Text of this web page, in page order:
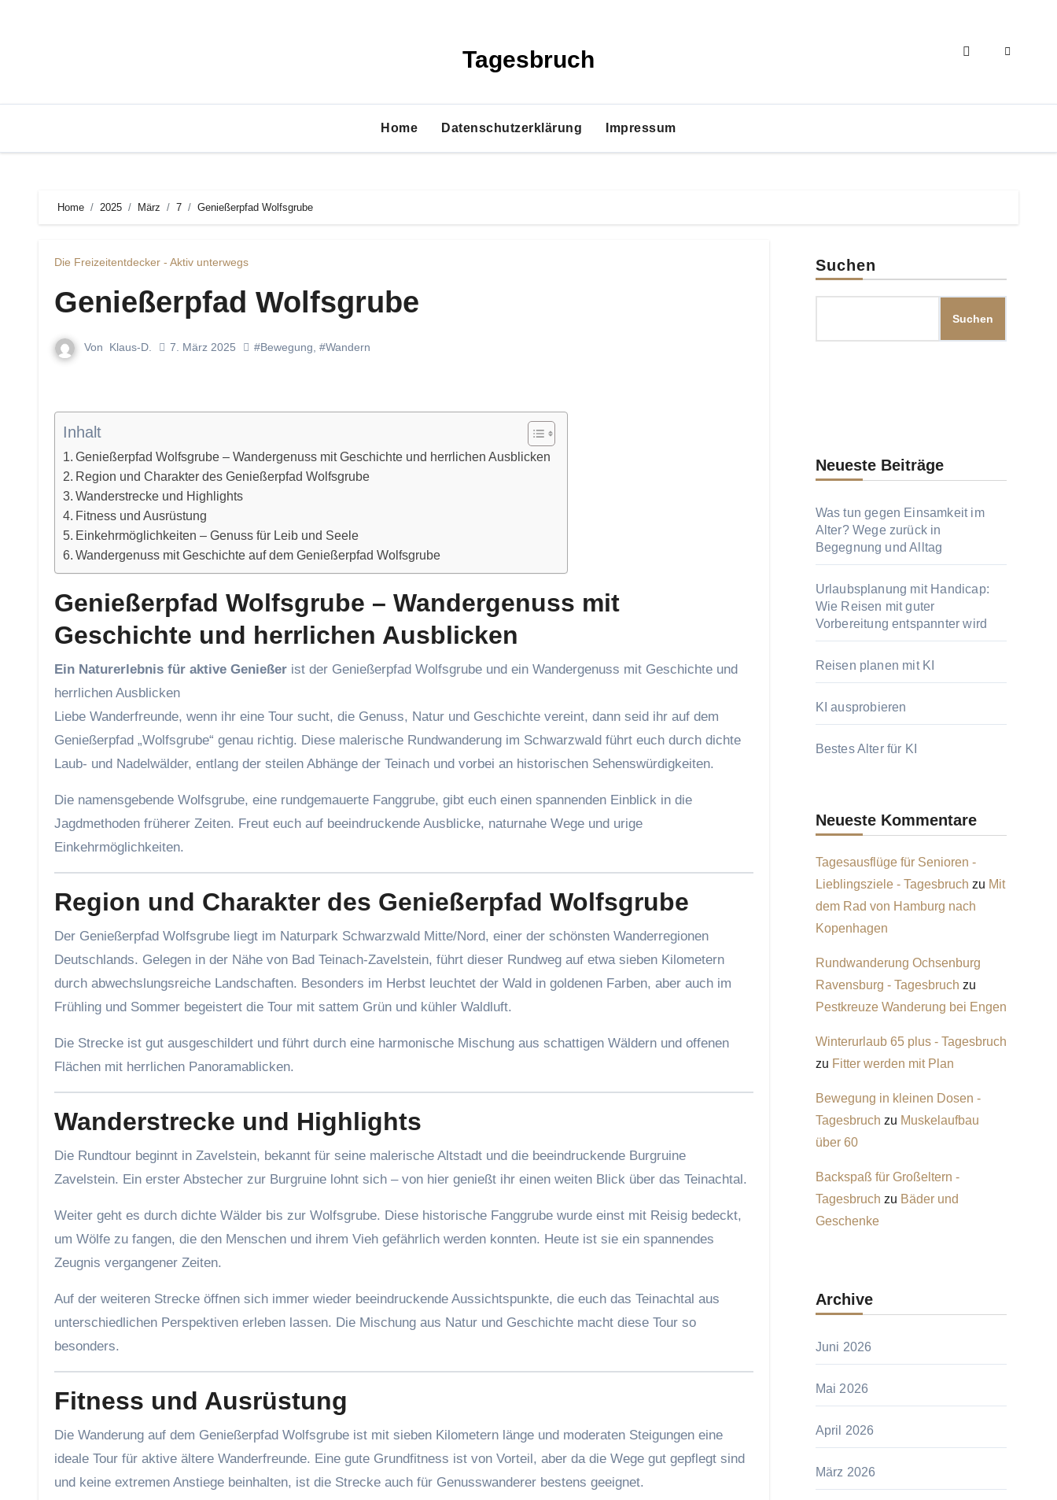
Tagesbruch
Home Datenschutzerklärung Impressum
Home 2025 März 7 Genießerpfad Wolfsgrube
Die Freizeitentdecker - Aktiv unterwegs
Genießerpfad Wolfsgrube
Von Klaus-D. 7. März 2025 #Bewegung, #Wandern
Inhalt
Genießerpfad Wolfsgrube – Wandergenuss mit Geschichte und herrlichen Ausblicken
Region und Charakter des Genießerpfad Wolfsgrube
Wanderstrecke und Highlights
Fitness und Ausrüstung
Einkehrmöglichkeiten – Genuss für Leib und Seele
Wandergenuss mit Geschichte auf dem Genießerpfad Wolfsgrube
Genießerpfad Wolfsgrube – Wandergenuss mit
Geschichte und herrlichen Ausblicken
Ein Naturerlebnis für aktive Genießer ist der Genießerpfad Wolfsgrube und ein Wandergenuss mit Geschichte und
herrlichen Ausblicken
Liebe Wanderfreunde, wenn ihr eine Tour sucht, die Genuss, Natur und Geschichte vereint, dann seid ihr auf dem
Genießerpfad „Wolfsgrube“ genau richtig. Diese malerische Rundwanderung im Schwarzwald führt euch durch dichte
Laub- und Nadelwälder, entlang der steilen Abhänge der Teinach und vorbei an historischen Sehenswürdigkeiten.
Die namensgebende Wolfsgrube, eine rundgemauerte Fanggrube, gibt euch einen spannenden Einblick in die
Jagdmethoden früherer Zeiten. Freut euch auf beeindruckende Ausblicke, naturnahe Wege und urige
Einkehrmöglichkeiten.
Region und Charakter des Genießerpfad Wolfsgrube
Der Genießerpfad Wolfsgrube liegt im Naturpark Schwarzwald Mitte/Nord, einer der schönsten Wanderregionen
Deutschlands. Gelegen in der Nähe von Bad Teinach-Zavelstein, führt dieser Rundweg auf etwa sieben Kilometern
durch abwechslungsreiche Landschaften. Besonders im Herbst leuchtet der Wald in goldenen Farben, aber auch im
Frühling und Sommer begeistert die Tour mit sattem Grün und kühler Waldluft.
Die Strecke ist gut ausgeschildert und führt durch eine harmonische Mischung aus schattigen Wäldern und offenen
Flächen mit herrlichen Panoramablicken.
Wanderstrecke und Highlights
Die Rundtour beginnt in Zavelstein, bekannt für seine malerische Altstadt und die beeindruckende Burgruine
Zavelstein. Ein erster Abstecher zur Burgruine lohnt sich – von hier genießt ihr einen weiten Blick über das Teinachtal.
Weiter geht es durch dichte Wälder bis zur Wolfsgrube. Diese historische Fanggrube wurde einst mit Reisig bedeckt,
um Wölfe zu fangen, die den Menschen und ihrem Vieh gefährlich werden konnten. Heute ist sie ein spannendes
Zeugnis vergangener Zeiten.
Auf der weiteren Strecke öffnen sich immer wieder beeindruckende Aussichtspunkte, die euch das Teinachtal aus
unterschiedlichen Perspektiven erleben lassen. Die Mischung aus Natur und Geschichte macht diese Tour so
besonders.
Fitness und Ausrüstung
Die Wanderung auf dem Genießerpfad Wolfsgrube ist mit sieben Kilometern länge und moderaten Steigungen eine
ideale Tour für aktive ältere Wanderfreunde. Eine gute Grundfitness ist von Vorteil, aber da die Wege gut gepflegt sind
und keine extremen Anstiege beinhalten, ist die Strecke auch für Genusswanderer bestens geeignet.
Suchen
Suchen
Neueste Beiträge
Was tun gegen Einsamkeit im
Alter? Wege zurück in
Begegnung und Alltag
Urlaubsplanung mit Handicap:
Wie Reisen mit guter
Vorbereitung entspannter wird
Reisen planen mit KI
KI ausprobieren
Bestes Alter für KI
Neueste Kommentare
Tagesausflüge für Senioren -
Lieblingsziele - Tagesbruch zu Mit
dem Rad von Hamburg nach
Kopenhagen
Rundwanderung Ochsenburg
Ravensburg - Tagesbruch zu
Pestkreuze Wanderung bei Engen
Winterurlaub 65 plus - Tagesbruch
zu Fitter werden mit Plan
Bewegung in kleinen Dosen -
Tagesbruch zu Muskelaufbau
über 60
Backspaß für Großeltern -
Tagesbruch zu Bäder und
Geschenke
Archive
Juni 2026
Mai 2026
April 2026
März 2026